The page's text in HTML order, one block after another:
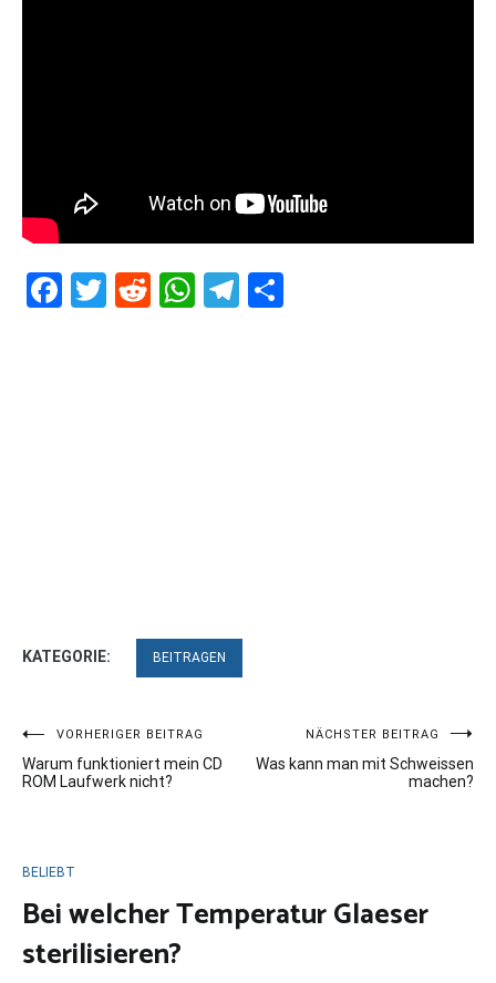
Facebook
Twitter
RedditWhatsApp
Telegram
KATEGORIE: BEITRAGEN
Beitragsnavigation
VORHERIGER BEITRAG
Warum funktioniert mein CD
ROM Laufwerk nicht?
NÄCHSTER BEITRAG
Was kann man mit Schweissen
machen?
BELIEBT
Bei welcher Temperatur Glaeser
sterilisieren?